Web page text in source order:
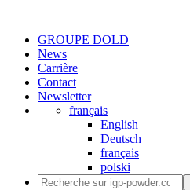
GROUPE DOLD
News
Carrière
Contact
Newsletter
français
English
Deutsch
français
polski